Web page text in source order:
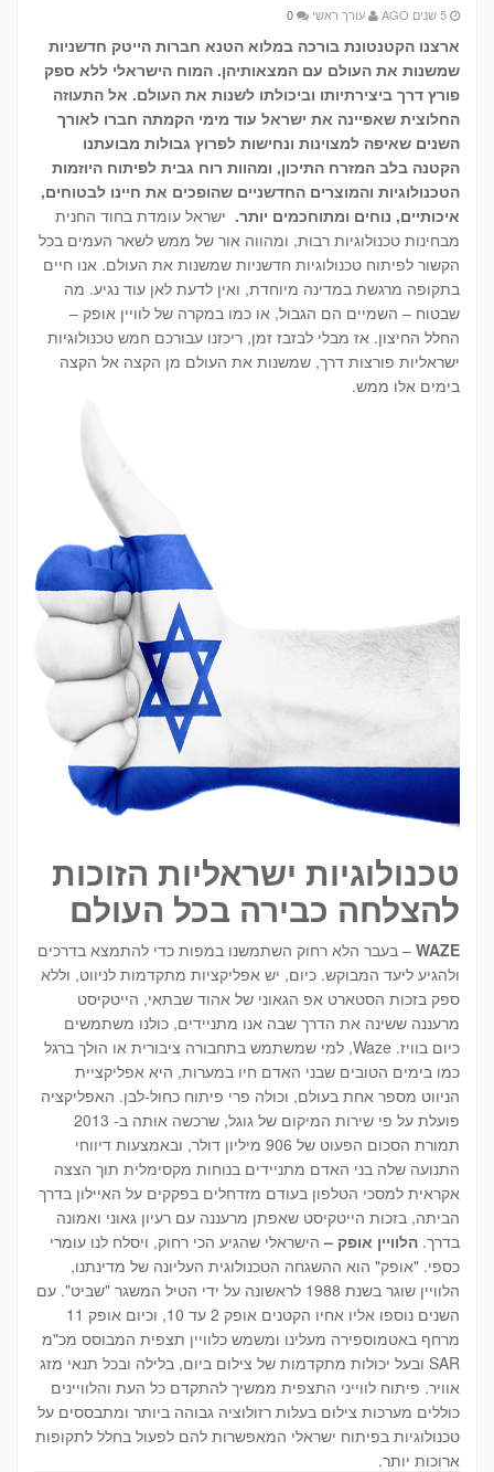
עורך ראשי 0
ארצנו הקטנטונת בורכה במלוא הטנא חברות הייטק חדשניות
שמשנות את העולם עם המצאותיהן. המוח הישראלי ללא ספק
פורץ דרך ביצירתיותו וביכולתו לשנות את העולם. אל התעוזה
החלוצית שאפיינה את ישראל עוד מימי הקמתה חברו לאורך
השנים שאיפה למצוינות ונחישות לפרוץ גבולות מבועתנו
הקטנה בלב המזרח התיכון, ומהוות רוח גבית לפיתוח היוזמות
הטכנולוגיות והמוצרים החדשניים שהופכים את חיינו לבטוחים,
איכותיים, נוחים ומתוחכמים יותר. ישראל עומדת בחוד החנית
מבחינות טכנולוגיות רבות, ומהווה אור של ממש לשאר העמים בכל
הקשור לפיתוח טכנולוגיות חדשניות שמשנות את העולם. אנו חיים
בתקופה מרגשת במדינה מיוחדת, ואין לדעת לאן עוד נגיע. מה
שבטוח – השמיים הם הגבול, או כמו במקרה של לוויין אופק –
החלל החיצון. אז מבלי לבזבז זמן, ריכזנו עבורכם חמש טכנולוגיות
ישראליות פורצות דרך, שמשנות את העולם מן הקצה אל הקצה
בימים אלו ממש.
טכנולוגיות ישראליות הזוכות
להצלחה כבירה בכל העולם
WAZE – בעבר הלא רחוק השתמשנו במפות כדי להתמצא בדרכים
ולהגיע ליעד המבוקש. כיום, יש אפליקציות מתקדמות לניווט, וללא
ספק בזכות הסטארט אפ הגאוני של אהוד שבתאי, הייטקיסט
מרעננה ששינה את הדרך שבה אנו מתניידים, כולנו משתמשים
כיום בוויז. Waze, למי שמשתמש בתחבורה ציבורית או הולך ברגל
כמו בימים הטובים שבני האדם חיו במערות, היא אפליקציית
הניווט מספר אחת בעולם, וכולה פרי פיתוח כחול-לבן. האפליקציה
פועלת על פי שירות המיקום של גוגל, שרכשה אותה ב- 2013
תמורת הסכום הפעוט של 906 מיליון דולר, ובאמצעות דיווחי
התנועה שלה בני האדם מתניידים בנוחות מקסימלית תוך הצצה
אקראית למסכי הטלפון בעודם מזדחלים בפקקים על האיילון בדרך
הביתה, בזכות הייטקיסט שאפתן מרעננה עם רעיון גאוני ואמונה
בדרך. הלוויין אופק – הישראלי שהגיע הכי רחוק, ויסלח לנו עומרי
כספי. "אופק" הוא ההשגחה הטכנולוגית העליונה של מדינתנו,
הלוויין שוגר בשנת 1988 לראשונה על ידי הטיל המשגר "שביט". עם
השנים נוספו אליו אחיו הקטנים אופק 2 עד 10, וכיום אופק 11
מרחף באטמוספירה מעלינו ומשמש כלוויין תצפית המבוסס מכ"מ
SAR ובעל יכולות מתקדמות של צילום ביום, בלילה ובכל תנאי מזג
אוויר. פיתוח לווייני התצפית ממשיך להתקדם כל העת והלוויינים
כוללים מערכות צילום בעלות רזולוציה גבוהה ביותר ומתבססים על
טכנולוגיות בפיתוח ישראלי המאפשרות להם לפעול בחלל לתקופות
ארוכות יותר.